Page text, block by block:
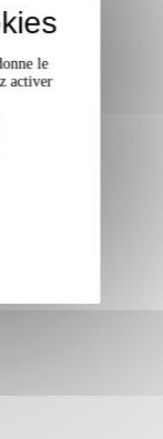
le
activer